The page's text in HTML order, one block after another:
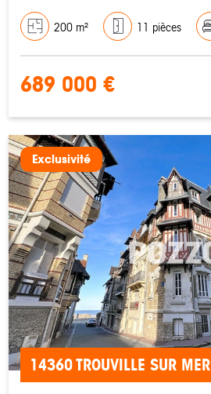
200 m² 11 pièces
689 000 €
Exclusivité
14360 TROUVILLE SUR MER